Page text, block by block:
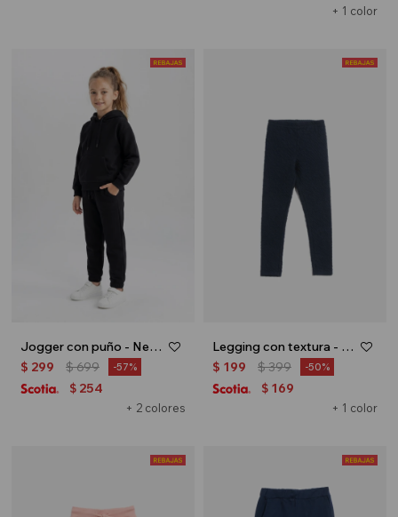
+ 1 color
Jogger con puño - Negro
+ 2 colores
$ 299 $699 57
$ 254
Legging con textura - Azul marino
+ 1 color
$ 199 $399 50
$ 169